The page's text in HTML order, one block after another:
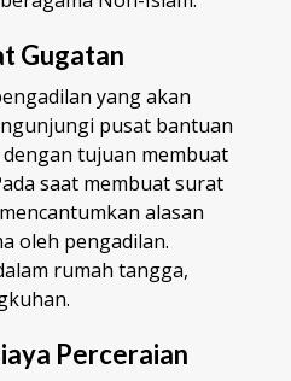
Gugatan
yang akan
pusat bantuan
tujuan membuat
saat membuat surat
alasan
oleh pengadilan.
rumah tangga,
Perceraian